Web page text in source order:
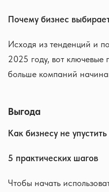
Почему бизнес
Исходя из тенденций и
2025 году, вот
больше компаний
Выгода
Как бизнесу не
5 практических шагов
Чтобы начать